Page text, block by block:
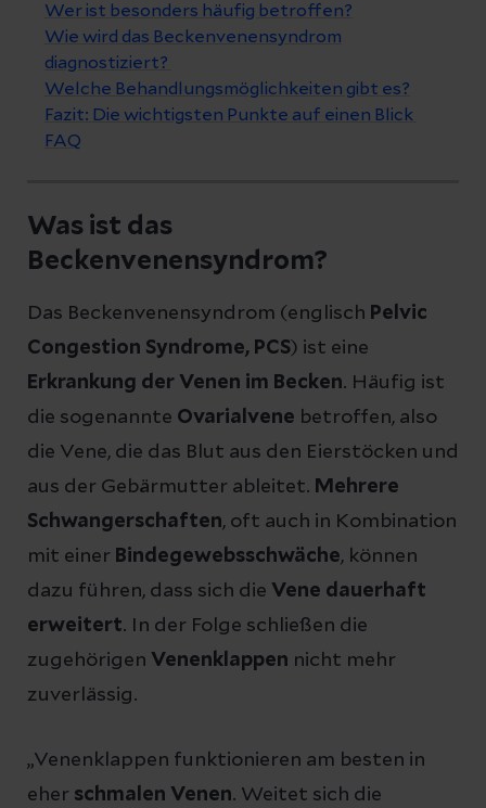
Wer ist besonders häufig betroffen?
Wie wird das Beckenvenensyndrom
diagnostiziert?
Welche Behandlungsmöglichkeiten gibt es?
Fazit: Die wichtigsten Punkte auf einen Blick
FAQ
Was ist das
Beckenvenensyndrom?
Das Beckenvenensyndrom (englisch Pelvic
Congestion Syndrome, PCS) ist eine
Erkrankung der Venen im Becken. Häufig ist
die sogenannte Ovarialvene betroffen, also
die Vene, die das Blut aus den Eierstöcken und
aus der Gebärmutter ableitet. Mehrere
Schwangerschaften, oft auch in Kombination
mit einer Bindegewebsschwäche, können
dazu führen, dass sich die Vene dauerhaft
erweitert. In der Folge schließen die
zugehörigen Venenklappen nicht mehr
zuverlässig.
„Venenklappen funktionieren am besten in
eher schmalen Venen. Weitet sich die